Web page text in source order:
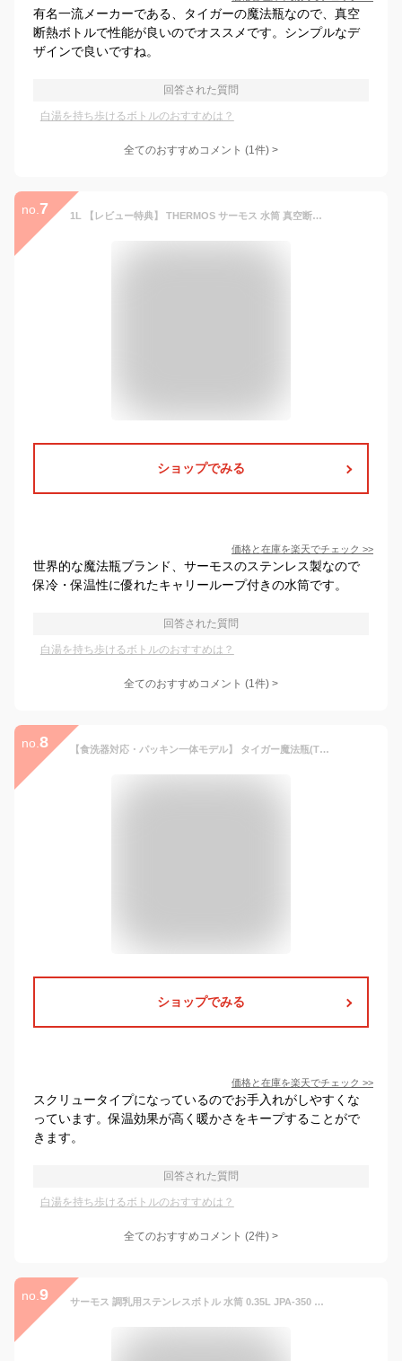
有名一流メーカーである、タイガーの魔法瓶なので、真空
断熱ボトルで性能が良いのでオススメです。シンプルなデ
ザインで良いですね。
回答された質問
白湯を持ち歩けるボトルのおすすめは？
全てのおすすめコメント (1件) >
no. 7 1L 【レビュー特典】 THERMOS サーモス 水筒 真空断熱ケータイマグ JOY-1000 選べる4カラー キャリーループ 軽量 コンパクト 携帯マグ ボトル 水筒 ステンレス 保温 保冷 お茶 コーヒー 紅茶 ホット アイス ティータイム お水 お湯 白湯 温活 アウトドア 子供
ショップでみる
価格と在庫を楽天でチェック >>
世界的な魔法瓶ブランド、サーモスのステンレス製なので
保冷・保温性に優れたキャリーループ付きの水筒です。
回答された質問
白湯を持ち歩けるボトルのおすすめは？
全てのおすすめコメント (1件) >
no. 8 【食洗器対応・パッキン一体モデル】 タイガー魔法瓶(TIGER) 水筒 350ml 白湯OK スクリューステンレスボトル ふたとパッキンが一体化
ショップでみる
価格と在庫を楽天でチェック >>
スクリュータイプになっているのでお手入れがしやすくな
っています。保温効果が高く暖かさをキープすることがで
きます。
回答された質問
白湯を持ち歩けるボトルのおすすめは？
全てのおすすめコメント (2件) >
no. 9 サーモス 調乳用ステンレスボトル 水筒 0.35L JPA-350 調乳用 お湯 白湯 保温 保冷 食洗機対応 ワンタッチ マグ マグボトル 直飲み ミルク 大人 男性 女性 子供 キッズ